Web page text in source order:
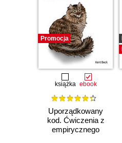
Promocja
książka ebook
Uporządkowany
kod. Ćwiczenia z
empirycznego